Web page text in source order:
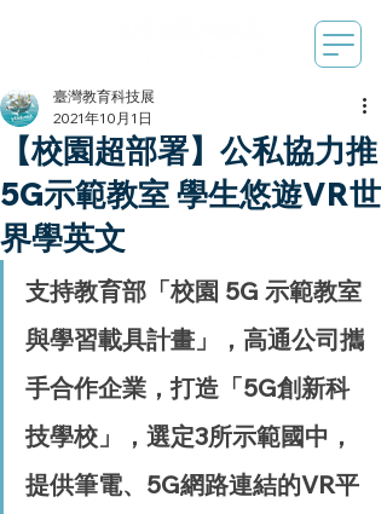
【校園超部署】公私協力推
5G示範教室 學生悠遊VR世
界學英文
臺灣教育科技展
2021年10月1日
支持教育部「校園 5G 示範教室
與學習載具計畫」，高通公司攜
手合作企業，打造「5G創新科
技學校」，選定3所示範國中，
提供筆電、5G網路連結的VR平